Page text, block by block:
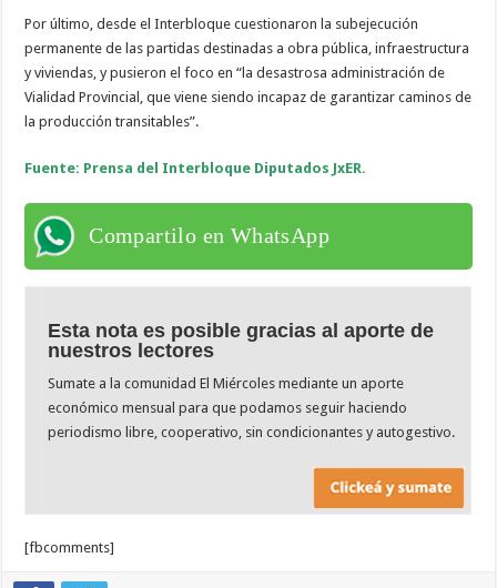
Por último, desde el Interbloque cuestionaron la subejecución
permanente de las partidas destinadas a obra pública, infraestructura
y viviendas, y pusieron el foco en “la desastrosa administración de
Vialidad Provincial, que viene siendo incapaz de garantizar caminos de
la producción transitables”.
Fuente: Prensa del Interbloque Diputados JxER.
Compartilo en WhatsApp
Esta nota es posible gracias al aporte de
nuestros lectores
Sumate a la comunidad El Miércoles mediante un aporte
económico mensual para que podamos seguir haciendo
periodismo libre, cooperativo, sin condicionantes y autogestivo.
[fbcomments]